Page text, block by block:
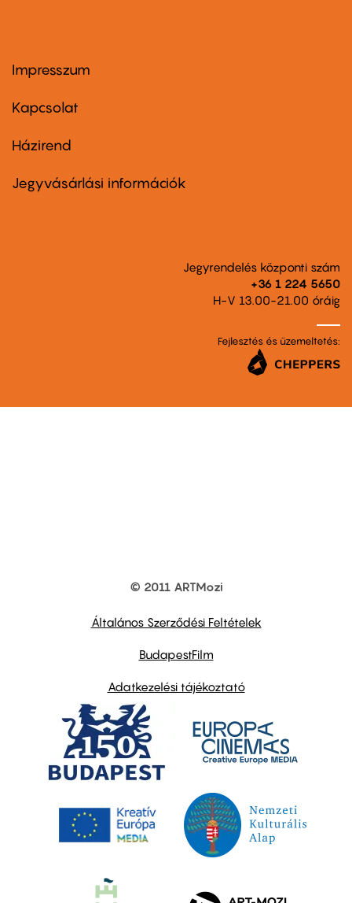
Footer
first
Impresszum
Kapcsolat
Footer
second
Házirend
Jegyvásárlási információk
Jegyrendelés központi szám
+36 1 224 5650
H-V 13.00-21.00 óráig
Fejlesztés és üzemeltetés:
© 2011 ARTMozi
Általános Szerződési Feltételek
BudapestFilm
Adatkezelési tájékoztató